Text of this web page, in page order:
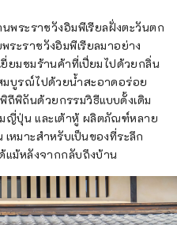
พระราชวังอิมพีเรียลฝั่งตะวันตก
ะราชวังอิมพีเรียลมาอย่าง
ยมชมร้านค้าที่เปี่ยมไปด้วยกลิ่น
มบูรณ์ไปด้วยน้ำสะอาดอร่อย
พิถันด้วยกรรมวิธีแบบดั้งเดิม
มญี่ปุ่น และเต้าหู้ ผลิตภัณฑ์หลาย
หมาะสำหรับเป็นของที่ระลึก
แม้หลังจากกลับถึงบ้าน